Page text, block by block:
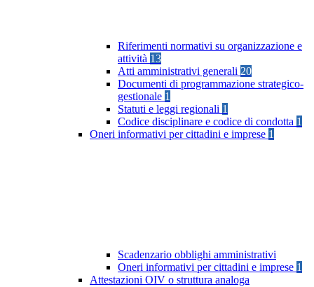
Riferimenti normativi su organizzazione e
attività 13
Atti amministrativi generali 20
Documenti di programmazione strategico-
gestionale 1
Statuti e leggi regionali 1
Codice disciplinare e codice di condotta 1
Oneri informativi per cittadini e imprese 1
Scadenzario obblighi amministrativi
Oneri informativi per cittadini e imprese 1
Attestazioni OIV o struttura analoga